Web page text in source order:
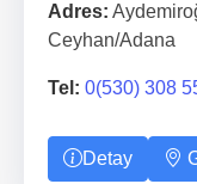
Adres:
Ceyhan/Adana
Tel: 0(530) 308
Detay